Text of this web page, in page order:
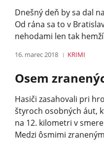
Dnešný deň by sa dal
Od rána sa to v
nehodami len tak
16. marec 2018 KRIMI
Osem
Hasiči zasahovali pri
štyroch osobných áut,
na 12. kilometri v
Medzi ôsmimi